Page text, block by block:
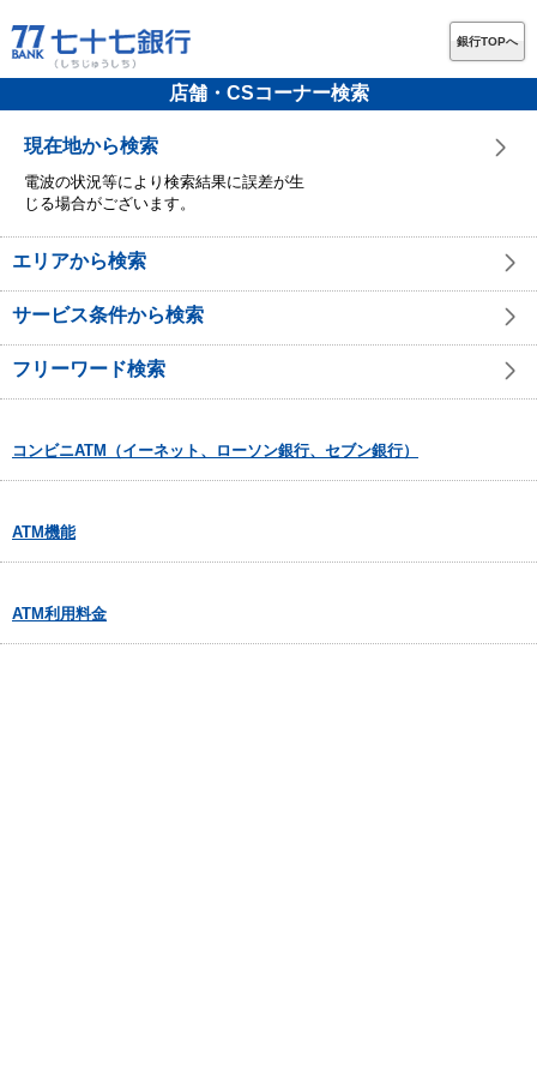
銀行TOPへ
店舗・CSコーナー検索
現在地から検索
電波の状況等により検索結果に誤差が生
じる場合がございます。
エリアから検索
サービス条件から検索
フリーワード検索
コンビニATM（イーネット、ローソン銀行、セブン銀行）
ATM機能
ATM利用料金